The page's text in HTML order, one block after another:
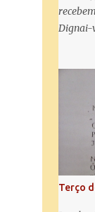
Dignai-
Salve
salve!
de
Terço